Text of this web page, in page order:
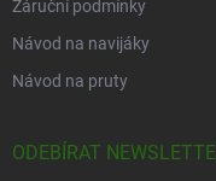
Záruční podmínky
Návod na navijáky
Návod na pruty
ODEBÍRAT